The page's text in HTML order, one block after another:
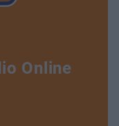
Online